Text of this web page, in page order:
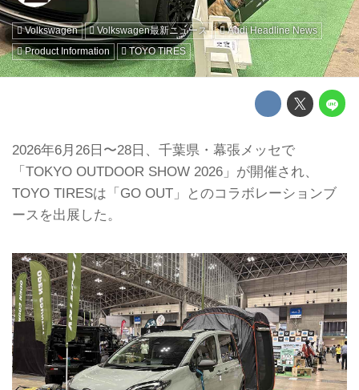
Volkswagen Volkswagen最新ニュース
Audi Headline News
Product Information
TOYO TIRES
2026年6月26日〜28日、千葉県・幕張メッセで
「TOKYO OUTDOOR SHOW 2026」が開催され、
TOYO TIRESは「GO OUT」とのコラボレーションブ
ースを出展した。